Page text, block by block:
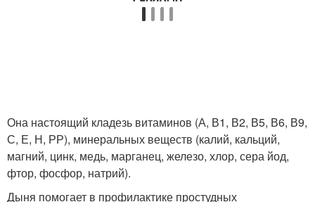
Польза для похудения
Она настоящий кладезь витаминов (А, В1, В2, В5, В6, В9,
С, Е, Н, РР), минеральных веществ (калий, кальций,
магний, цинк, медь, марганец, железо, хлор, сера йод,
фтор, фосфор, натрий).
Дыня помогает в профилактике простудных